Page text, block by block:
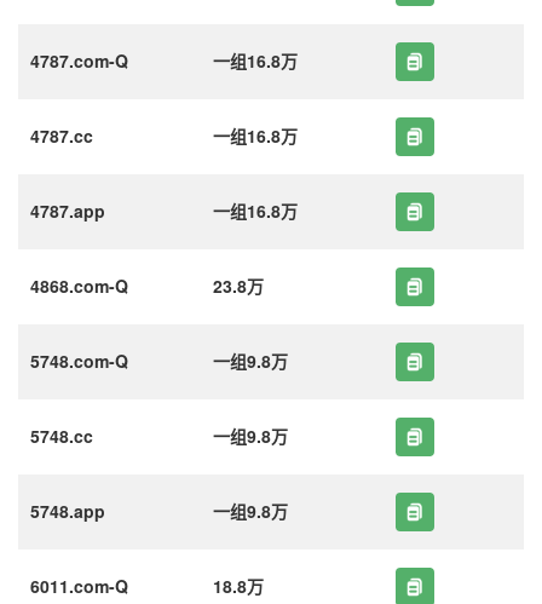
4787.com-Q 一组16.8万
4787.cc 一组16.8万
4787.app 一组16.8万
4868.com-Q 23.8万
5748.com-Q 一组9.8万
5748.cc 一组9.8万
5748.app 一组9.8万
6011.com-Q 18.8万